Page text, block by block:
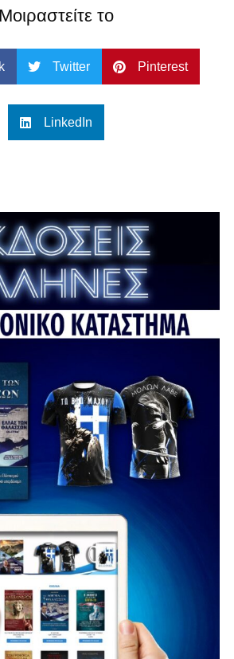
Μοιραστείτε το
Twitter Pinterest
LinkedIn